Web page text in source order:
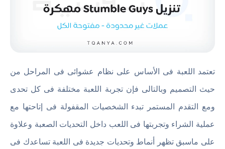
تعتمد اللعبة فى الأساس على نظام عشوائى فى المراحل من
حيث التصميم وبالتالى فإن تجربة اللعبة مختلفة فى كل تحدى
ومع التقدم المستمر تبدء الشخصيات المقفولة فى إتاحتها مع
عملية الشراء وتجربتها فى اللعب داخل التحديات الصعبة وعلاوة
على ماسبق تظهر أنماط وتحديات جديدة فى اللعبة تساعدك فى